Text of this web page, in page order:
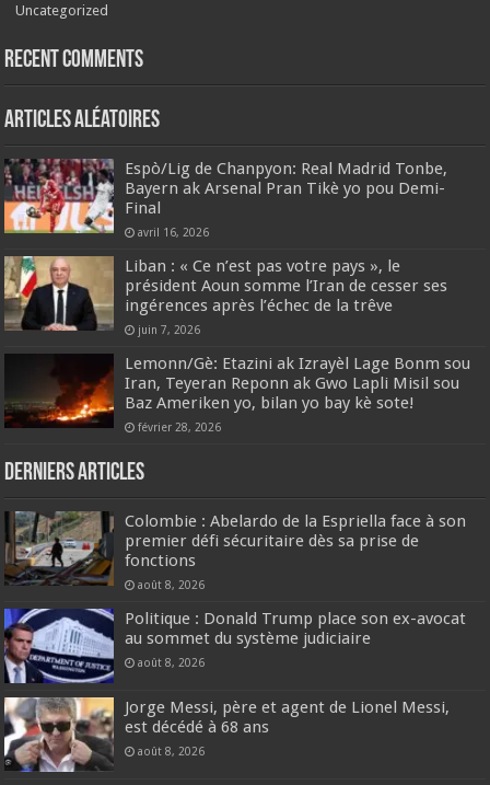
Uncategorized
Recent Comments
Articles aléatoires
Espò/Lig de Chanpyon: Real Madrid Tonbe,
Bayern ak Arsenal Pran Tikè yo pou Demi-
Final
avril 16, 2026
‎Liban : « Ce n’est pas votre pays », le
président Aoun somme l’Iran de cesser ses
ingérences après l’échec de la trêve
juin 7, 2026
Lemonn/Gè: Etazini ak Izrayèl Lage Bonm sou
Iran, Teyeran Reponn ak Gwo Lapli Misil sou
Baz Ameriken yo, bilan yo bay kè sote!
février 28, 2026
Derniers articles
Colombie : Abelardo de la Espriella face à son
premier défi sécuritaire dès sa prise de
fonctions
août 8, 2026
Politique : Donald Trump place son ex-avocat
au sommet du système judiciaire
août 8, 2026
Jorge Messi, père et agent de Lionel Messi,
est décédé à 68 ans
août 8, 2026